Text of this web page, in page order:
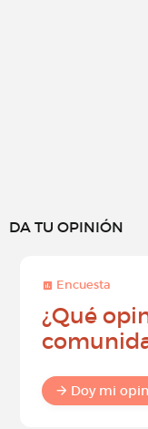
DA TU OPINIÓN
Encuesta
¿Qué
Doy mi